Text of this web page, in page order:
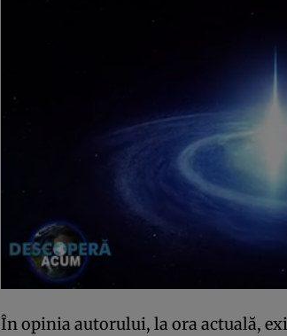
În opinia autorului, la ora actuală,